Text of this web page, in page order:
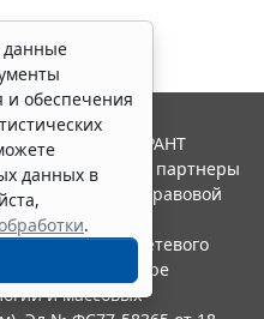
и обеспечения
данных в
.
Система ГАРАНТ
"Гарант" и ее партнеры
ассоциации правовой
в качестве сетевого
по надзору в сфере
и массовых